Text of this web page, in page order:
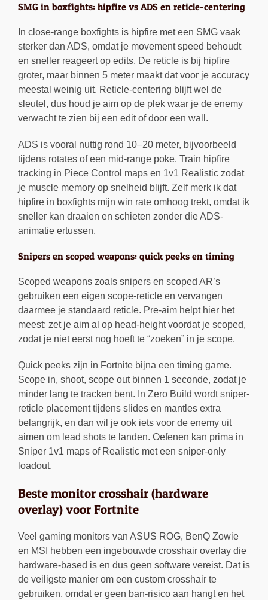
SMG in boxfights: hipfire vs ADS en reticle-centering
In close-range boxfights is hipfire met een SMG vaak
sterker dan ADS, omdat je movement speed behoudt
en sneller reageert op edits. De reticle is bij hipfire
groter, maar binnen 5 meter maakt dat voor je accuracy
meestal weinig uit. Reticle-centering blijft wel de
sleutel, dus houd je aim op de plek waar je de enemy
verwacht te zien bij een edit of door een wall.
ADS is vooral nuttig rond 10–20 meter, bijvoorbeeld
tijdens rotates of een mid-range poke. Train hipfire
tracking in Piece Control maps en 1v1 Realistic zodat
je muscle memory op snelheid blijft. Zelf merk ik dat
hipfire in boxfights mijn win rate omhoog trekt, omdat ik
sneller kan draaien en schieten zonder die ADS-
animatie ertussen.
Snipers en scoped weapons: quick peeks en timing
Scoped weapons zoals snipers en scoped AR’s
gebruiken een eigen scope-reticle en vervangen
daarmee je standaard reticle. Pre-aim helpt hier het
meest: zet je aim al op head-height voordat je scoped,
zodat je niet eerst nog hoeft te “zoeken” in je scope.
Quick peeks zijn in Fortnite bijna een timing game.
Scope in, shoot, scope out binnen 1 seconde, zodat je
minder lang te tracken bent. In Zero Build wordt sniper-
reticle placement tijdens slides en mantles extra
belangrijk, en dan wil je ook iets voor de enemy uit
aimen om lead shots te landen. Oefenen kan prima in
Sniper 1v1 maps of Realistic met een sniper-only
loadout.
Beste monitor crosshair (hardware
overlay) voor Fortnite
Veel gaming monitors van ASUS ROG, BenQ Zowie
en MSI hebben een ingebouwde crosshair overlay die
hardware-based is en dus geen software vereist. Dat is
de veiligste manier om een custom crosshair te
gebruiken, omdat er geen ban-risico aan hangt en het